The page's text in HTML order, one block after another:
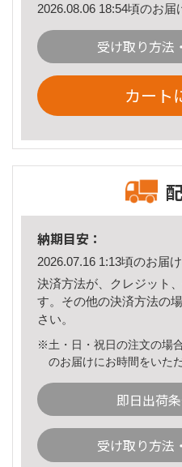
2026.08.06 18:54頃のお届
受け取り方法
カート
納期目安：
2026.07.16 1:13頃のお届け
決済方法が、クレジット
す。その他の決済方法の
さい。
※土・日・祝日の注文の場
のお届けにお時間をいた
即日出荷
受け取り方法